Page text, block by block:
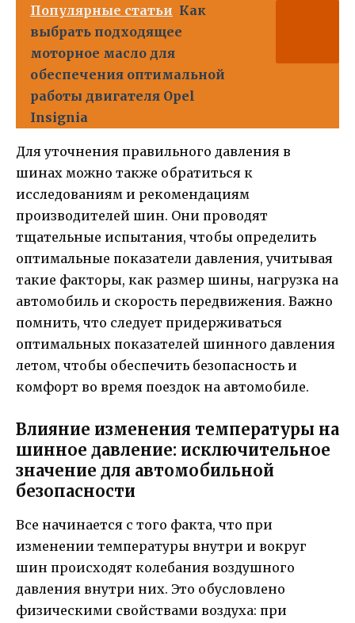
Популярные статьи Как
выбрать подходящее
моторное масло для
обеспечения оптимальной
работы двигателя Opel
Insignia
Для уточнения правильного давления в
шинах можно также обратиться к
исследованиям и рекомендациям
производителей шин. Они проводят
тщательные испытания, чтобы определить
оптимальные показатели давления, учитывая
такие факторы, как размер шины, нагрузка на
автомобиль и скорость передвижения. Важно
помнить, что следует придерживаться
оптимальных показателей шинного давления
летом, чтобы обеспечить безопасность и
комфорт во время поездок на автомобиле.
Влияние изменения температуры на
шинное давление: исключительное
значение для автомобильной
безопасности
Все начинается с того факта, что при
изменении температуры внутри и вокруг
шин происходят колебания воздушного
давления внутри них. Это обусловлено
физическими свойствами воздуха: при